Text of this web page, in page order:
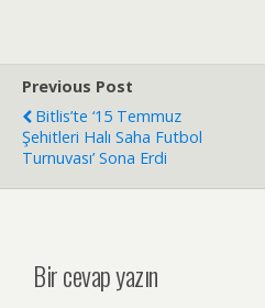
Previous Post
Bitlis’te ‘15 Temmuz
Şehitleri Halı Saha Futbol
Turnuvası’ Sona Erdi
Bir cevap yazın